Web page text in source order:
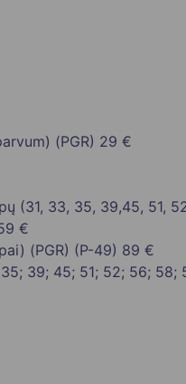
(PGR) 29 €
(31, 33, 35, 39,45, 51,
€
(PGR) (P-49) 89 €
39; 45; 51; 52; 56; 58;